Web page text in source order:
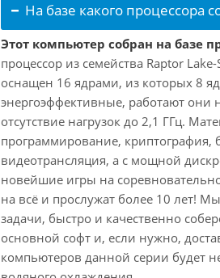
На базе какого процессора
Этот компьютер собран на базе
процессор из семейства Raptor
оснащен 16 ядрами, из которых 8
энергоэффективные, работают они
отсутствие нагрузок до 2,1 ГГц.
программирование, криптография,
видеотрансляция, а с мощной
новейшие игры на
на всё и прослужат более 10 лет!
задачи, быстро и качественно
основной софт и, если нужно,
компьютеров данной серии будет